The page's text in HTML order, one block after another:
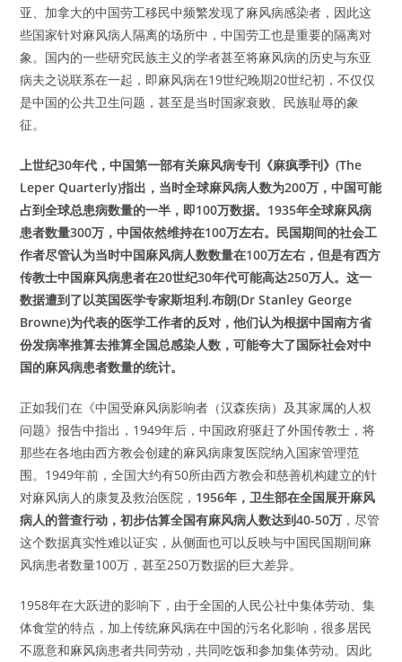
亚、加拿大的中国劳工移民中频繁发现了麻风病感染者，因此这
些国家针对麻风病人隔离的场所中，中国劳工也是重要的隔离对
象。国内的一些研究民族主义的学者甚至将麻风病的历史与东亚
病夫之说联系在一起，即麻风病在19世纪晚期20世纪初，不仅仅
是中国的公共卫生问题，甚至是当时国家衰败、民族耻辱的象
征。
上世纪30年代，中国第一部有关麻风病专刊《麻疯季刊》(The
Leper Quarterly)指出，当时全球麻风病人数为200万，中国可能
占到全球总患病数量的一半，即100万数据。1935年全球麻风病
患者数量300万，中国依然维持在100万左右。民国期间的社会工
作者尽管认为当时中国麻风病人数数量在100万左右，但是有西方
传教士中国麻风病患者在20世纪30年代可能高达250万人。这一
数据遭到了以英国医学专家斯坦利.布朗(Dr Stanley George
Browne)为代表的医学工作者的反对，他们认为根据中国南方省
份发病率推算去推算全国总感染人数，可能夸大了国际社会对中
国的麻风病患者数量的统计。
正如我们在《中国受麻风病影响者（汉森疾病）及其家属的人权
问题》报告中指出，1949年后，中国政府驱赶了外国传教士，将
那些在各地由西方教会创建的麻风病康复医院纳入国家管理范
围。1949年前，全国大约有50所由西方教会和慈善机构建立的针
对麻风病人的康复及救治医院， 1956年，卫生部在全国展开麻风
病人的普查行动，初步估算全国有麻风病人数达到40-50万 ，尽管
这个数据真实性难以证实，从侧面也可以反映与中国民国期间麻
风病患者数量100万，甚至250万数据的巨大差异。
1958年在大跃进的影响下，由于全国的人民公社中集体劳动、集
体食堂的特点，加上传统麻风病在中国的污名化影响，很多居民
不愿意和麻风病患者共同劳动，共同吃饭和参加集体劳动。因此